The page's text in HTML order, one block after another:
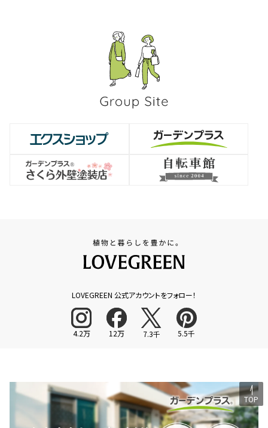
LOVEGREEN 公式アカウントをフォロー！
4.2万 12万 7.3千 5.5千
TOP